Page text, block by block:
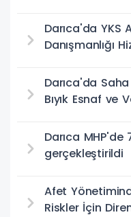
Darıca'da YKS
Danışmanlığı
Darıca'da
Bıyık Esnaf ve
Darıca
gerçekleştirildi
Afet
Riskler İçin